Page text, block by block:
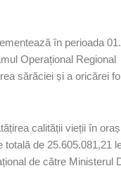
în perioada
Operațional
sărăciei și a oricărei
calității vieții în
de 25.605.081,21
de către Ministerul